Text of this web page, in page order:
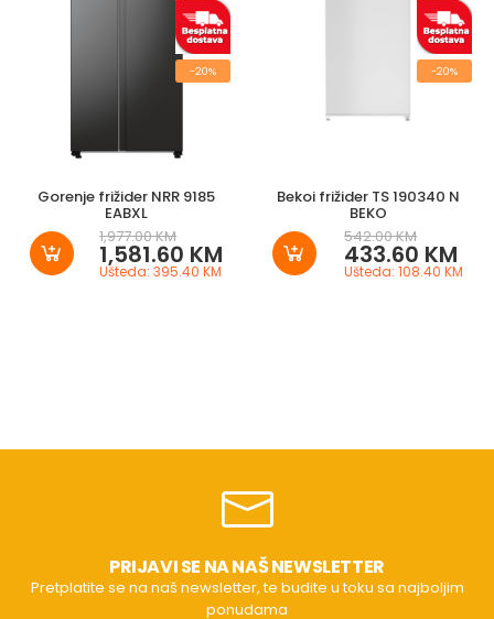
-20%
Gorenje frižider NRR 9185
EABXL
1,977.00 KM
1,581.60 KM
Ušteda: 395.40 KM
-20%
Bekoi frižider TS 190340 N
BEKO
542.00 KM
433.60 KM
Ušteda: 108.40 KM
PRIJAVI SE NA NAŠ NEWSLETTER
Pretplatite se na naš newsletter, te budite u toku sa najboljim
ponudama